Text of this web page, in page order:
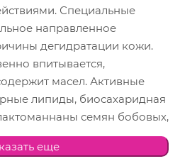
Специальные
направленное
дегидратации кожи.
впитывается,
масел. Активные
липиды, биосахаридная
семян бобовых,
агент, гиалуроновая
витамин Е, селективно-
еще